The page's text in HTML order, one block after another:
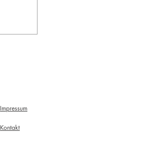
Impressum
Kontakt